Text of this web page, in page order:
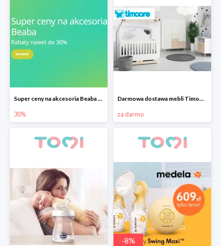
Super ceny na akcesoria Beaba do -30%
30%
Darmowa dostawa mebli Timoore
za darmo
-8%